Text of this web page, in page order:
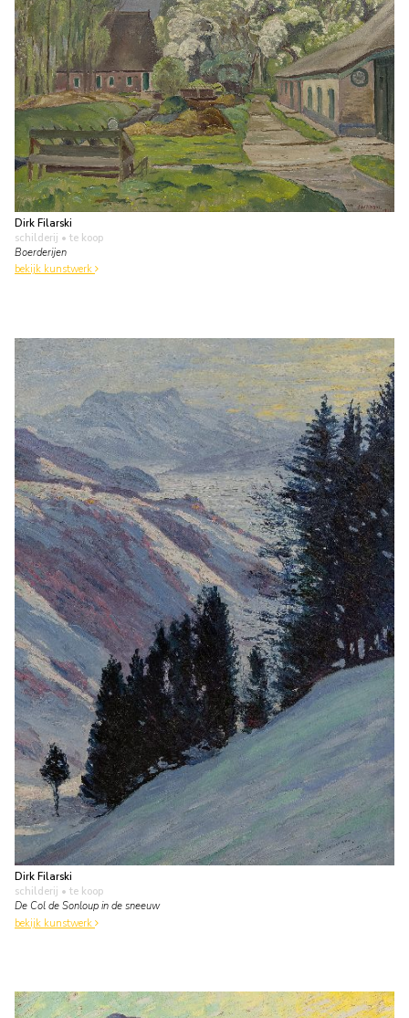
Dirk Filarski
schilderij • te koop
Boerderijen
bekijk kunstwerk
Dirk Filarski
schilderij • te koop
De Col de Sonloup in de sneeuw
bekijk kunstwerk